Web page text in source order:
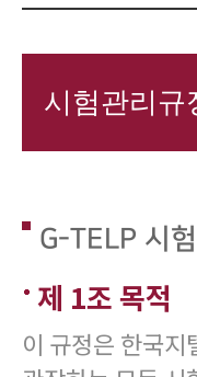
시험관리규
G-TELP 시
제 1조 목적
이 규정은 한국